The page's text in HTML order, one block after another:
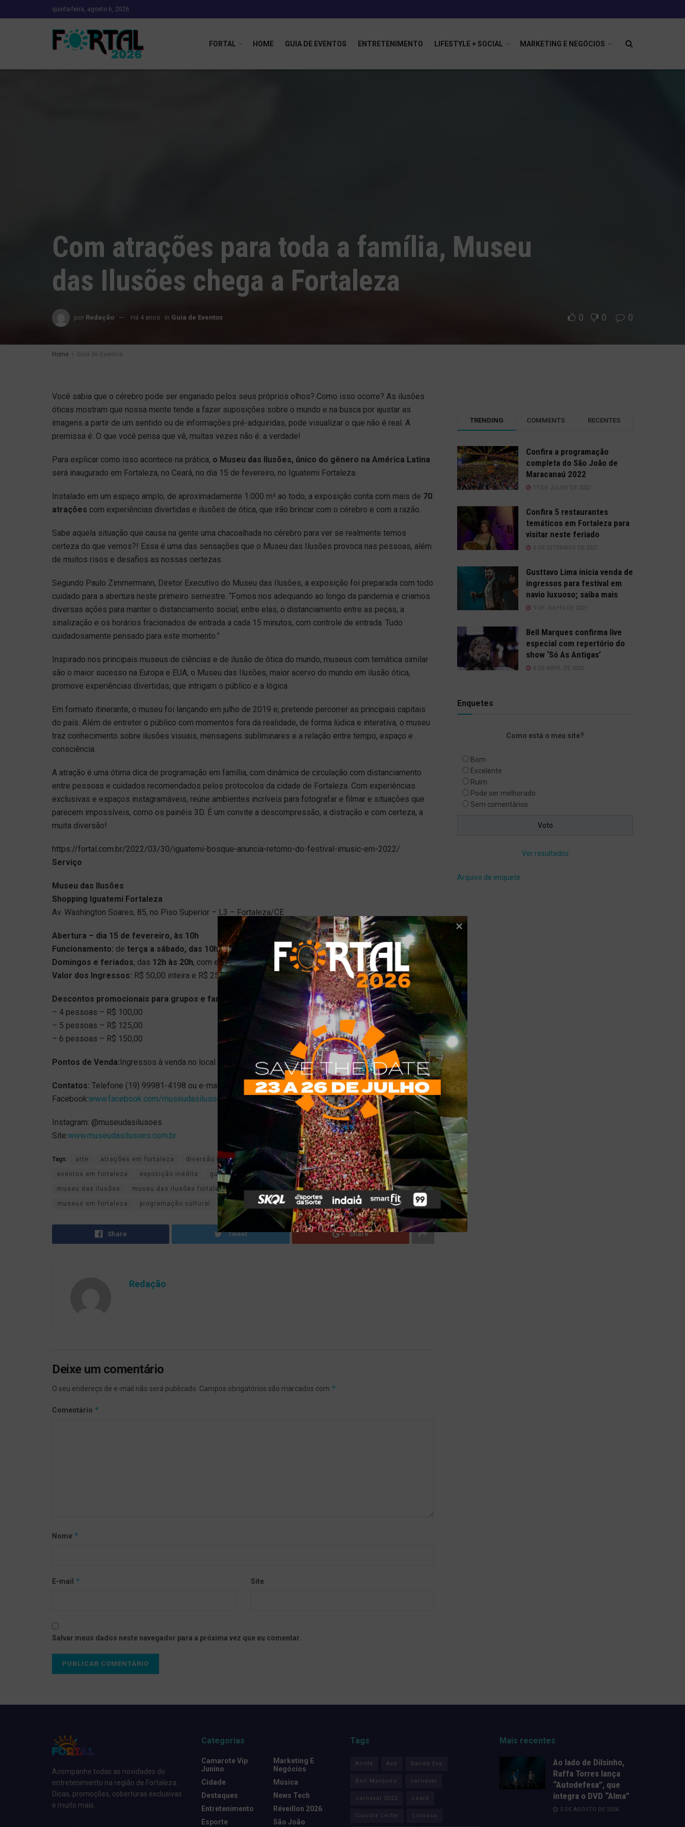
quinta-feira, agosto 6, 2026
FORTAL HOME GUIA DE EVENTOS ENTRETENIMENTO LIFESTYLE + SOCIAL MARKETING E NEGÓCIOS
Com atrações para toda a família, Museu
das Ilusões chega a Fortaleza
por Redação Há 4 anos in Guia de Eventos 0 0 0
Home Guia de Eventos
Você sabia que o cérebro pode ser enganado pelos seus próprios olhos? Como isso ocorre? As ilusões
óticas mostram que nossa mente tende a fazer suposições sobre o mundo e na busca por ajustar as
imagens a partir de um sentido ou de informações pré-adquiridas, pode visualizar o que não é real. A
premissa é: O que você pensa que vê, muitas vezes não é: a verdade!
Para explicar como isso acontece na prática, o Museu das Ilusões, único do gênero na América Latina
será inaugurado em Fortaleza, no Ceará, no dia 15 de fevereiro, no Iguatemi Fortaleza.
Instalado em um espaço amplo, de aproximadamente 1.000 m² ao todo, a exposição conta com mais de 70
atrações com experiências divertidas e ilusões de ótica, que irão brincar com o cérebro e com a razão.
Sabe aquela situação que causa na gente uma chacoalhada no cérebro para ver se realmente temos
certeza do que vemos?! Essa é uma das sensações que o Museu das Ilusões provoca nas pessoas, além
de muitos risos e desafios as nossas certezas.
Segundo Paulo Zimmermann, Diretor Executivo do Museu das Ilusões, a exposição foi preparada com todo
cuidado para a abertura neste primeiro semestre. “Fomos nos adequando ao longo da pandemia e criamos
diversas ações para manter o distanciamento social, entre elas, o distanciamento entre as peças, a
sinalização e os horários fracionados de entrada a cada 15 minutos, com controle de entrada. Tudo
cuidadosamente pensado para este momento.”
Inspirado nos principais museus de ciências e de ilusão de ótica do mundo, museus com temática similar
são o maior sucesso na Europa e EUA, o Museu das Ilusões, maior acervo do mundo em ilusão ótica,
promove experiências divertidas, que intrigam o público e a lógica.
Em formato itinerante, o museu foi lançando em julho de 2019 e, pretende percorrer as principais capitais
do país. Além de entreter o público com momentos fora da realidade, de forma lúdica e interativa, o museu
traz conhecimento sobre ilusões visuais, mensagens subliminares e a relação entre tempo, espaço e
consciência.
A atração é uma ótima dica de programação em família, com dinâmica de circulação com distanciamento
entre pessoas e cuidados recomendados pelos protocolos da cidade de Fortaleza. Com experiências
exclusivas e espaços instagramáveis, reúne ambientes incríveis para fotografar e filmar e situações que
parecem impossíveis, como os painéis 3D. É um convite a descompressão, a distração e com certeza, a
muita diversão!
https://fortal.com.br/2022/03/30/iguatemi-bosque-anuncia-retorno-do-festival-imusic-em-2022/
Serviço
Museu das Ilusões
Shopping Iguatemi Fortaleza
Av. Washington Soares, 85, no Piso Superior – L3 – Fortaleza/CE
Abertura – dia 15 de fevereiro, às 10h
Funcionamento: de terça a sábado, das 10h às 22h
, com entradas até às 21h.
Domingos e feriados, das 12h às 20h, com entradas até às 19h.
Valor dos Ingressos: R$ 50,00 inteira e R$ 25,00 meia entrada.
Descontos promocionais para grupos e famílias com três pessoas ou mais:– 3 pessoas – R$ 75,00
– 4 pessoas – R$ 100,00
– 5 pessoas – R$ 125,00
– 6 pessoas – R$ 150,00
Pontos de Venda:Ingressos à venda no local ou pela Eventim:www.eventim.com.br
Contatos: Telefone (19) 99981-4198 ou e-mail:
contato@museudasilusoes.com.br
Facebook:www.facebook.com/museudasilusoes
Instagram: @museudasilusoes
Site:www.museudasilusoes.com.br
Tags: arte atrações em fortaleza diversão familia entretenimento entretenimento em fortaleza
eventos em fortaleza exposição inédita guia de eventos ilusões de ótica lógica museu crianças
museu das ilusões museu das ilusões fortaleza museu infantil museu internacional
museus em fortaleza programação cultural programação familia surrealista
Share Tweet Share
Redação
Deixe um comentário
O seu endereço de e-mail não será publicado. Campos obrigatórios são marcados com *
Comentário *
Nome *
E-mail * Site
Salvar meus dados neste navegador para a próxima vez que eu comentar.
TRENDING COMMENTS RECENTES
Confira a programação
completa do São João de
Maracanaú 2022
19 DE JULHO DE 2022
Confira 5 restaurantes
temáticos em Fortaleza para
visitar neste feriado
6 DE SETEMBRO DE 2021
Gusttavo Lima inicia venda de
ingressos para festival em
navio luxuoso; saiba mais
9 DE JULHO DE 2021
Bell Marques confirma live
especial com repertório do
show ‘Só As Antigas’
6 DE ABRIL DE 2020
Enquetes
Como está o meu site?
Bom
Excelente
Ruim
Pode ser melhorado
Sem comentários
Ver resultados
Arquivo de enquete
Acompanhe todas as novidades do
entretenimento na região de Fortaleza.
Dicas, promoções, coberturas exclusivas
e muito mais.
Categorias
Camarote Vip
Junino
Cidade
Destaques
Entretenimento
Esporte
Marketing E
Negócios
Música
News Tech
Réveillon 2026
São João
Tags
Anitta Axé Banda Eva
Bell Marques carnaval
carnaval 2022 ceará
Claudia Leitte colosso
Mais recentes
Ao lado de Dilsinho,
Raffa Torres lança
“Autodefesa”, que
integra o DVD “Alma”
5 DE AGOSTO DE 2026